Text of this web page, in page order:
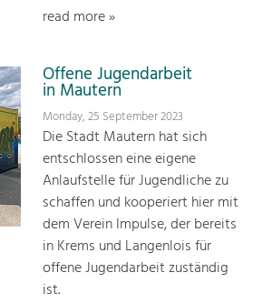
read more »
Offene Jugendarbeit
in Mautern
Monday, 25 September 2023
Die Stadt Mautern hat sich
entschlossen eine eigene
Anlaufstelle für Jugendliche zu
schaffen und kooperiert hier mit
dem Verein Impulse, der bereits
in Krems und Langenlois für
offene Jugendarbeit zuständig
ist.